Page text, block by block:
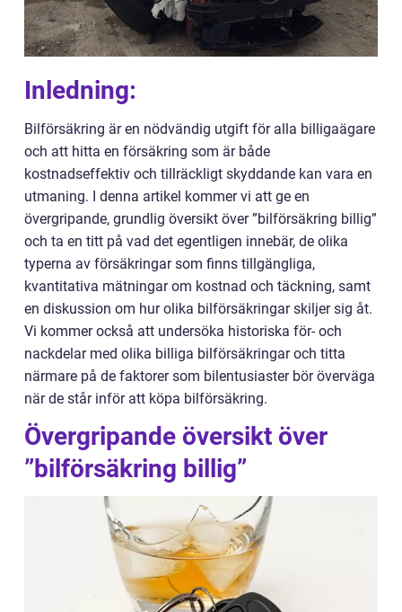
Inledning:
Bilförsäkring är en nödvändig utgift för alla billigaägare
och att hitta en försäkring som är både
kostnadseffektiv och tillräckligt skyddande kan vara en
utmaning. I denna artikel kommer vi att ge en
övergripande, grundlig översikt över ”bilförsäkring billig”
och ta en titt på vad det egentligen innebär, de olika
typerna av försäkringar som finns tillgängliga,
kvantitativa mätningar om kostnad och täckning, samt
en diskussion om hur olika bilförsäkringar skiljer sig åt.
Vi kommer också att undersöka historiska för- och
nackdelar med olika billiga bilförsäkringar och titta
närmare på de faktorer som bilentusiaster bör överväga
när de står inför att köpa bilförsäkring.
Övergripande översikt över
”bilförsäkring billig”